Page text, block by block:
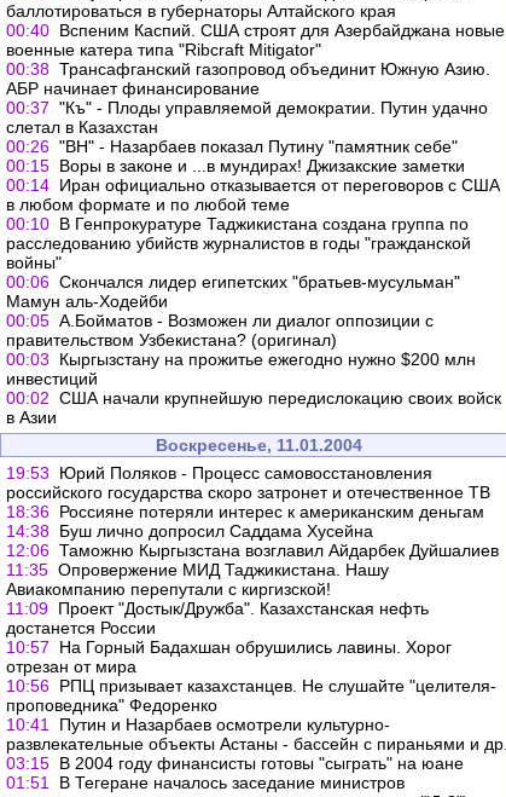
баллотироваться в губернаторы Алтайского края
00:40 Вспеним Каспий. США строят для Азербайджана новые
военные катера типа "Ribcraft Mitigator"
00:38 Трансафганский газопровод объединит Южную Азию.
АБР начинает финансирование
00:37 "Къ" - Плоды управляемой демократии. Путин удачно
слетал в Казахстан
00:26 "ВН" - Назарбаев показал Путину "памятник себе"
00:15 Воры в законе и ...в мундирах! Джизакские заметки
00:14 Иран официально отказывается от переговоров с США
в любом формате и по любой теме
00:10 В Генпрокуратуре Таджикистана создана группа по
расследованию убийств журналистов в годы "гражданской
войны"
00:06 Скончался лидер египетских "братьев-мусульман"
Мамун аль-Ходейби
00:05 А.Бойматов - Возможен ли диалог оппозиции с
правительством Узбекистана? (оригинал)
00:03
Кыргызстану на прожитье ежегодно нужно $200 млн
инвестиций
00:02 США начали крупнейшую передислокацию своих войск
в Азии
Воскресенье, 11.01.2004
19:53
Юрий Поляков - Процесс самовосстановления
российского государства скоро затронет и отечественное ТВ
18:36 Россияне потеряли интерес к американским деньгам
14:38 Буш лично допросил Саддама Хусейна
12:06 Таможню Кыргызстана возглавил Айдарбек Дуйшалиев
11:35 Опровержение МИД Таджикистана. Нашу
Авиакомпанию перепутали с киргизской!
11:09 Проект "Достык/Дружба". Казахстанская нефть
достанется России
10:57
На Горный Бадахшан обрушились лавины. Хорог
отрезан от мира
10:56 РПЦ призывает казахстанцев. Не слушайте "целителя-
проповедника" Федоренко
10:41
Путин и Назарбаев осмотрели культурно-
развлекательные объекты Астаны - бассейн с пираньями и др.
03:15 В 2004 году финансисты готовы "сыграть" на юане
01:51
В Тегеране началось заседание министров